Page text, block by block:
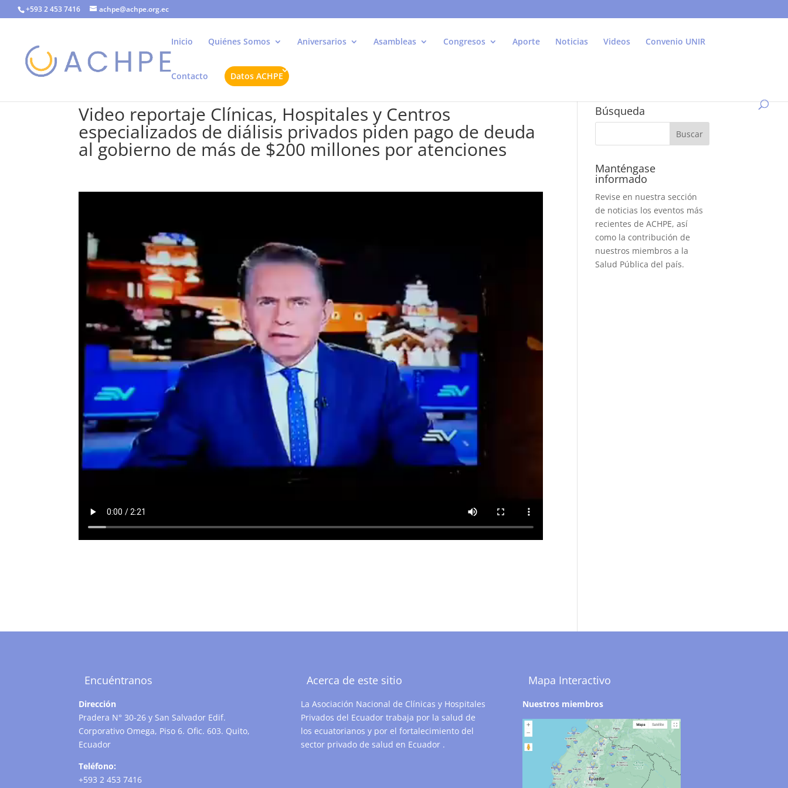
+593 2 453 7416 achpe@achpe.org.ec
Inicio Quiénes Somos Aniversarios Asambleas Congresos Aporte Noticias Videos Convenio UNIR
Contacto Datos ACHPE
Video reportaje Clínicas, Hospitales y Centros
especializados de diálisis privados piden pago de deuda
al gobierno de más de $200 millones por atenciones
Búsqueda
Manténgase
informado
Revise en nuestra sección
de noticias los eventos más
recientes de ACHPE, así
como la contribución de
nuestros miembros a la
Salud Pública del país.
Encuéntranos
Dirección
Pradera N° 30-26 y San Salvador Edif.
Corporativo Omega, Piso 6. Ofic. 603. Quito,
Ecuador
Teléfono:
+593 2 453 7416
Acerca de este sitio
La Asociación Nacional de Clínicas y Hospitales
Privados del Ecuador trabaja por la salud de
los ecuatorianos y por el fortalecimiento del
sector privado de salud en Ecuador .
Mapa Interactivo
Nuestros miembros